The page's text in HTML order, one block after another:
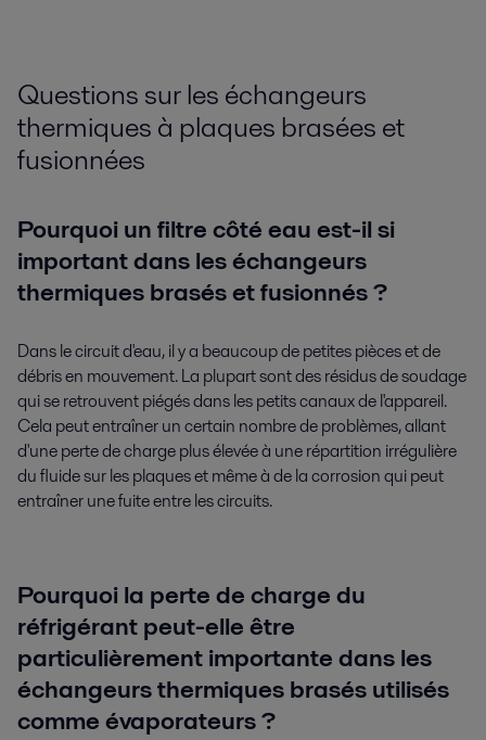
Questions sur les échangeurs
thermiques à plaques brasées et
fusionnées
Pourquoi un filtre côté eau est-il si
important dans les échangeurs
thermiques brasés et fusionnés ?
Dans le circuit d'eau, il y a beaucoup de petites pièces et de
débris en mouvement. La plupart sont des résidus de soudage
qui se retrouvent piégés dans les petits canaux de l'appareil.
Cela peut entraîner un certain nombre de problèmes, allant
d'une perte de charge plus élevée à une répartition irrégulière
du fluide sur les plaques et même à de la corrosion qui peut
entraîner une fuite entre les circuits.
Pourquoi la perte de charge du
réfrigérant peut-elle être
particulièrement importante dans les
échangeurs thermiques brasés utilisés
comme évaporateurs ?